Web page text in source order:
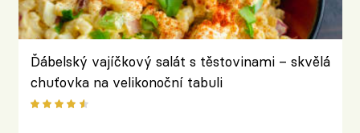
Ďábelský vajíčkový salát s těstovinami – skvělá
chuťovka na velikonoční tabuli